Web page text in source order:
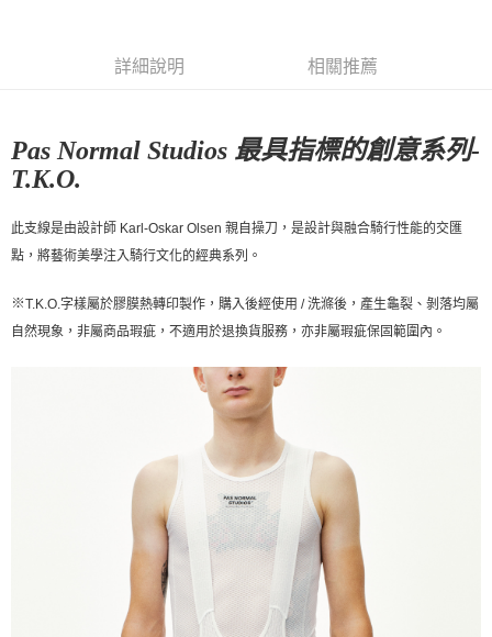
每筆NT$80，滿NT$10,000(含以上)免運費
每筆NT$80，滿NT$10,000(含以上)免運費
宅配
詳細說明 相關推薦
Pas Normal Studios 最具指標的創意系列-
T.K.O.
此支線是由設計師 Karl-Oskar Olsen 親自操刀，是設計與融合騎行性能的交匯
點，將藝術美學注入騎行文化的經典系列。
※T.K.O.字樣屬於膠膜熱轉印製作，購入後經使用 / 洗滌後，產生龜裂、剝落均屬
自然現象，非屬商品瑕疵，不適用於退換貨服務，亦非屬瑕疵保固範圍內。